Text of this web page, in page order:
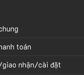
toán
giao nhận/cài đặt